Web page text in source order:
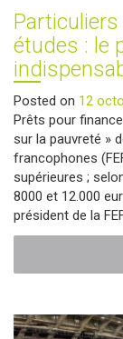
études : le
Posted on 12
Prêts pour
sur la pauvreté »
francophones
supérieures ;
8000 et 12.000
président de la